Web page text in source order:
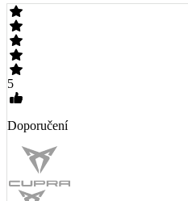
5
Doporučení